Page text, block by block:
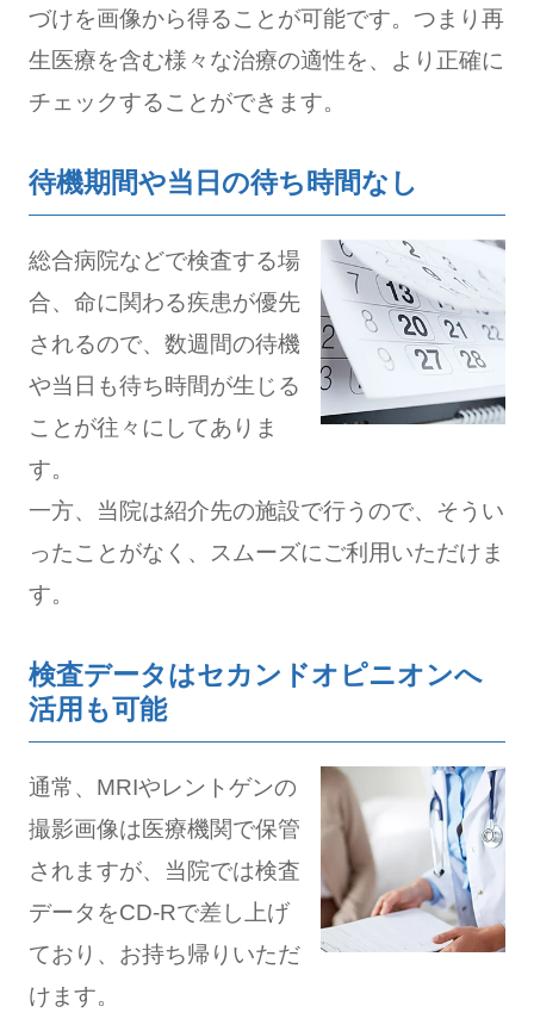
づけを画像から得ることが可能です。つまり再
生医療を含む様々な治療の適性を、より正確に
チェックすることができます。
待機期間や当日の待ち時間なし
総合病院などで検査する場
合、命に関わる疾患が優先
されるので、数週間の待機
や当日も待ち時間が生じる
ことが往々にしてありま
す。
一方、当院は紹介先の施設で行うので、そうい
ったことがなく、スムーズにご利用いただけま
す。
検査データはセカンドオピニオンへ
活用も可能
通常、MRIやレントゲンの
撮影画像は医療機関で保管
されますが、当院では検査
データをCD-Rで差し上げ
ており、お持ち帰りいただ
けます。